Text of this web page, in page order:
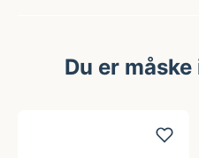
Du er